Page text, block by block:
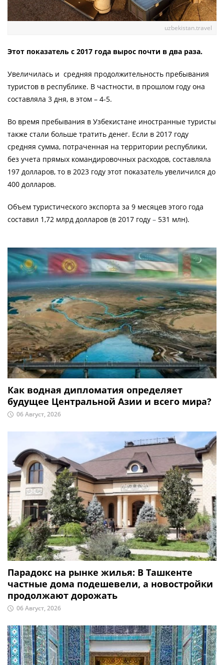
uzbekistan.travel
Этот показатель с 2017 года вырос почти в два раза.
Увеличилась и средняя продолжительность пребывания
туристов в республике. В частности, в прошлом году она
составляла 3 дня, в этом – 4-5.
Во время пребывания в Узбекистане иностранные туристы
также стали больше тратить денег. Если в 2017 году
средняя сумма, потраченная на территории республики,
без учета прямых командировочных расходов, составляла
197 долларов, то в 2023 году этот показатель увеличился до
400 долларов.
Объем туристического экспорта за 9 месяцев этого года
составил 1,72 млрд долларов (в 2017 году – 531 млн).
Как водная дипломатия определяет
будущее Центральной Азии и всего мира?
06 Август, 2026
Парадокс на рынке жилья: В Ташкенте
частные дома подешевели, а новостройки
продолжают дорожать
06 Август, 2026